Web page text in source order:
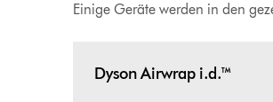
Einige Geräte werden in den
Dyson Airwrap i.d.™